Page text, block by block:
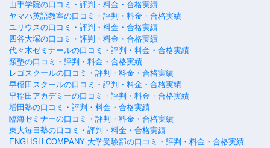
山手学院の口コミ・評判・料金・合格実績
ヤマハ英語教室の口コミ・評判・料金・合格実績
ユリウスの口コミ・評判・料金・合格実績
四谷大塚の口コミ・評判・料金・合格実績
代々木ゼミナールの口コミ・評判・料金・合格実績
類塾の口コミ・評判・料金・合格実績
レゴスクールの口コミ・評判・料金・合格実績
早稲田スクールの口コミ・評判・料金・合格実績
早稲田アカデミーの口コミ・評判・料金・合格実績
増田塾の口コミ・評判・料金・合格実績
臨海セミナーの口コミ・評判・料金・合格実績
東大毎日塾の口コミ・評判・料金・合格実績
ENGLISH COMPANY 大学受験部の口コミ・評判・料金・合格実績